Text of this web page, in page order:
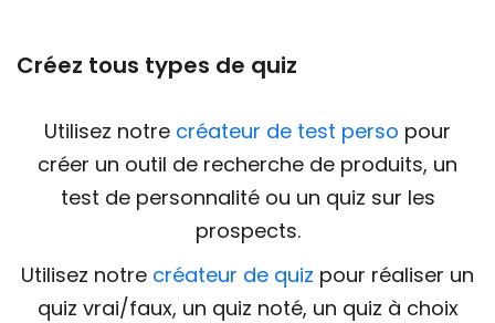
Créez tous types de quiz
Utilisez notre créateur de test perso pour
créer un outil de recherche de produits, un
test de personnalité ou un quiz sur les
prospects.
Utilisez notre créateur de quiz pour réaliser un
quiz vrai/faux, un quiz noté, un quiz à choix